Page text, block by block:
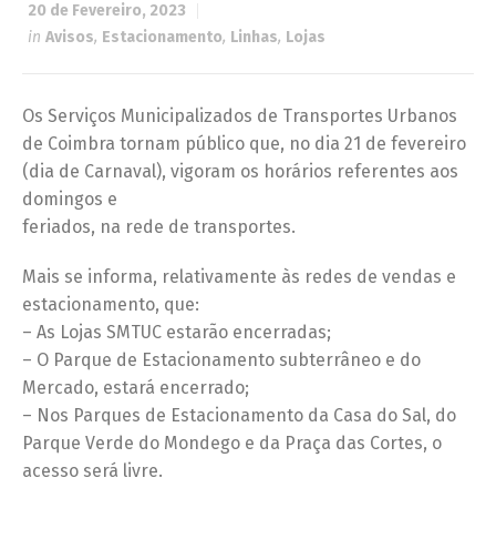
20 de Fevereiro, 2023
in Avisos, Estacionamento, Linhas, Lojas
Os Serviços Municipalizados de Transportes Urbanos
de Coimbra tornam público que, no dia 21 de fevereiro
(dia de Carnaval), vigoram os horários referentes aos
domingos e
feriados, na rede de transportes.
Mais se informa, relativamente às redes de vendas e
estacionamento, que:
– As Lojas SMTUC estarão encerradas;
– O Parque de Estacionamento subterrâneo e do
Mercado, estará encerrado;
– Nos Parques de Estacionamento da Casa do Sal, do
Parque Verde do Mondego e da Praça das Cortes, o
acesso será livre.